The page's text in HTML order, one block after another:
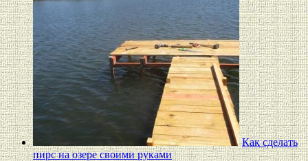
Как сделать
пирс на озере своими руками